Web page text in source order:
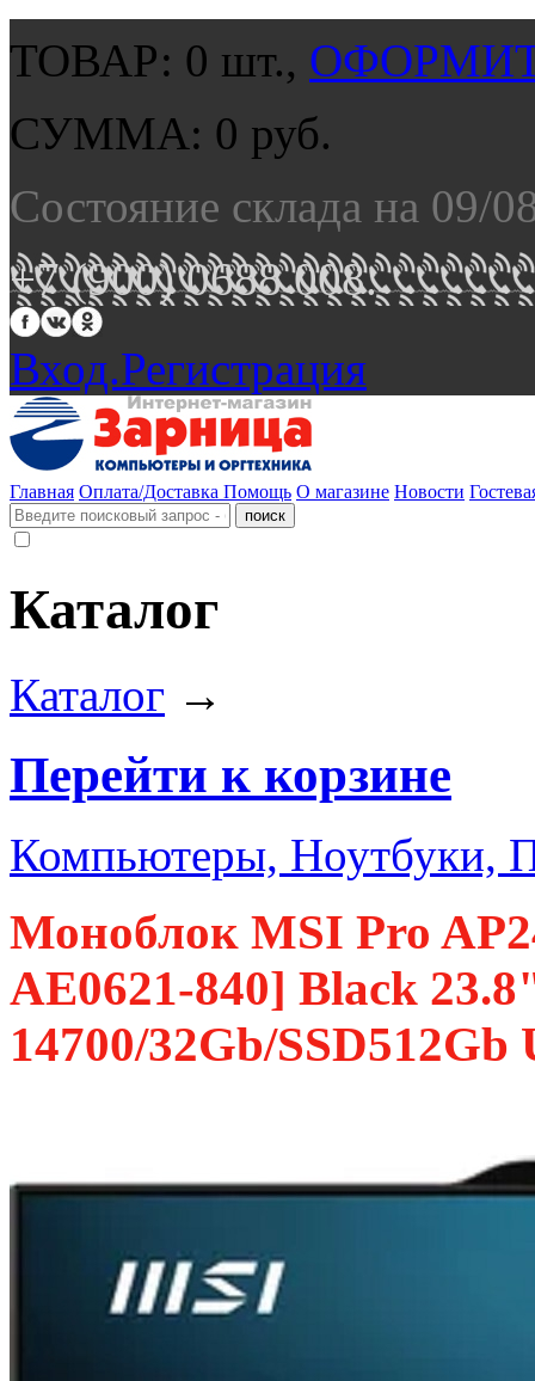
ТОВАР: 0 шт.,
СУММА: 0 руб.
Состояние склада на 09/
+7 (900) 0688 008.
Вход.Регистрация
Главная Оплата/Доставка Помощь О магазине Новости
Каталог
Каталог →
Перейти к корзине
Компьютеры, Ноутбуки,
Моноблок MSI Pro
AE0621-840] Black
14700/32Gb/